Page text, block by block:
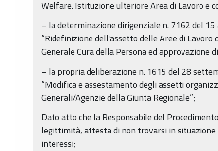
Welfare. Istituzione ulteriore Area di Lavoro e
– la determinazione dirigenziale n. 7162 del
“Ridefinizione dell'assetto delle Aree di
Generale Cura della Persona ed approvazione
– la propria deliberazione n. 1615 del 28
“Modifica e assestamento degli assetti
Generali/Agenzie della Giunta Regionale”;
Dato atto che la Responsabile del
legittimità, attesta di non trovarsi in
interessi;